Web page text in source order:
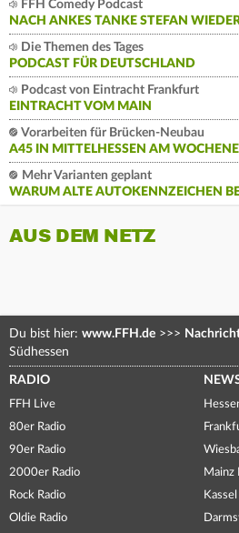
FFH Comedy Podcast
NACH ANKES TANKE STEFAN
Die Themen des Tages
PODCAST FÜR DEUTSCHLAND
Podcast von Eintracht Frankfurt
EINTRACHT VOM MAIN
Vorarbeiten für Brücken-Neubau
A45 IN MITTELHESSEN AM
Mehr Varianten geplant
WARUM ALTE AUTOKENNZEICHEN
AUS DEM NETZ
Du bist hier: www.FFH.de >>>
Südhessen
RADIO
FFH Live
80er Radio
90er Radio
2000er Radio
Rock Radio
Oldie Radio
Mainz